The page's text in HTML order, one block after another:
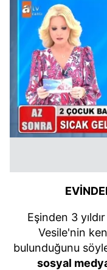
Eşinden 3
Vesile'nin
bulunduğunu
sosyal